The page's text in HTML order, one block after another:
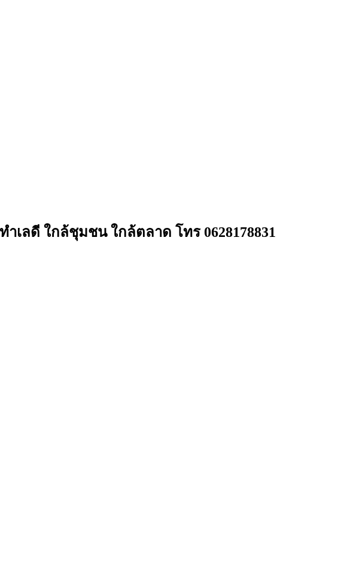
เลดี ใกล้ชุมชน ใกล้ตลาด โทร 0628178831